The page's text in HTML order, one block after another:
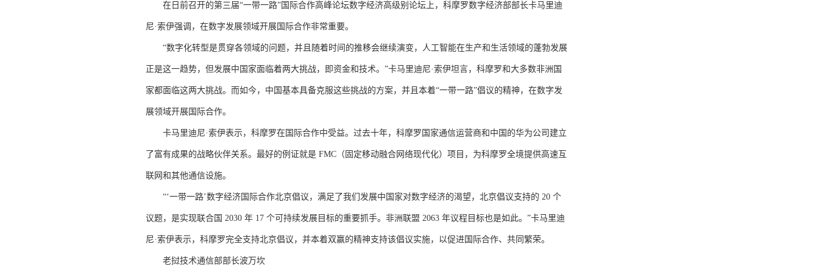
在日前召开的第三届“一带一路”国际合作高峰论坛数字经济高级别论坛上，科摩罗数字经济部部长卡马里迪
尼·索伊强调，在数字发展领域开展国际合作非常重要。
“数字化转型是贯穿各领域的问题，并且随着时间的推移会继续演变，人工智能在生产和生活领域的蓬勃发展
正是这一趋势，但发展中国家面临着两大挑战，即资金和技术。”卡马里迪尼·索伊坦言，科摩罗和大多数非洲国
家都面临这两大挑战。而如今，中国基本具备克服这些挑战的方案，并且本着“一带一路”倡议的精神，在数字发
展领域开展国际合作。
卡马里迪尼·索伊表示，科摩罗在国际合作中受益。过去十年，科摩罗国家通信运营商和中国的华为公司建立
了富有成果的战略伙伴关系。最好的例证就是 FMC（固定移动融合网络现代化）项目，为科摩罗全境提供高速互
联网和其他通信设施。
“‘一带一路’数字经济国际合作北京倡议，满足了我们发展中国家对数字经济的渴望，北京倡议支持的 20 个
议题，是实现联合国 2030 年 17 个可持续发展目标的重要抓手。非洲联盟 2063 年议程目标也是如此。”卡马里迪
尼·索伊表示，科摩罗完全支持北京倡议，并本着双赢的精神支持该倡议实施，以促进国际合作、共同繁荣。
老挝技术通信部部长波万坎